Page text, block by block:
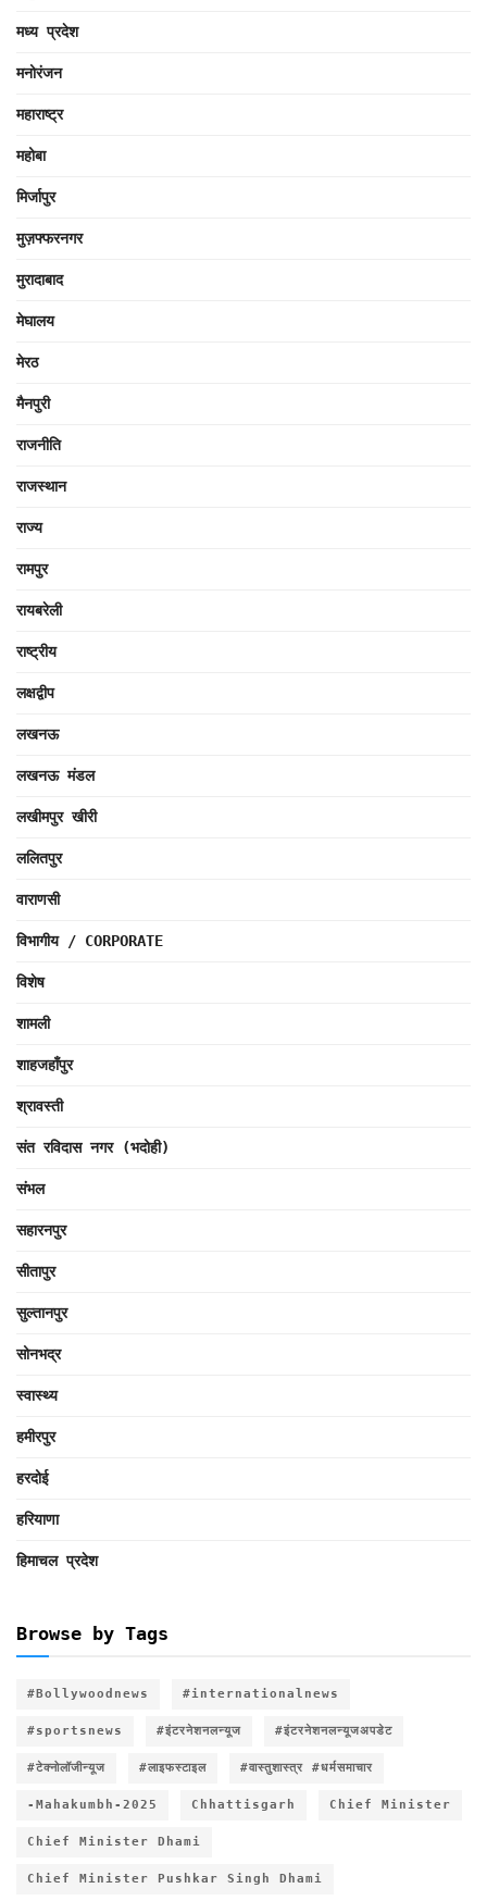
मध्य प्रदेश
मनोरंजन
महाराष्ट्र
महोबा
मिर्जापुर
मुज़फ्फरनगर
मुरादाबाद
मेघालय
मेरठ
मैनपुरी
राजनीति
राजस्थान
राज्य
रामपुर
रायबरेली
राष्ट्रीय
लक्षद्वीप
लखनऊ
लखनऊ मंडल
लखीमपुर खीरी
ललितपुर
वाराणसी
विभागीय / CORPORATE
विशेष
शामली
शाहजहाँपुर
श्रावस्ती
संत रविदास नगर (भदोही)
संभल
सहारनपुर
सीतापुर
सुल्तानपुर
सोनभद्र
स्वास्थ्य
हमीरपुर
हरदोई
हरियाणा
हिमाचल प्रदेश
Browse by Tags
#Bollywoodnews #internationalnews
#sportsnews #इंटरनेशनलन्यूज #इंटरनेशनलन्यूजअपडेट
#टेक्नोलॉजीन्यूज #लाइफस्टाइल #वास्तुशास्त्र #धर्मसमाचार
-Mahakumbh-2025 Chhattisgarh Chief Minister
Chief Minister Dhami
Chief Minister Pushkar Singh Dhami